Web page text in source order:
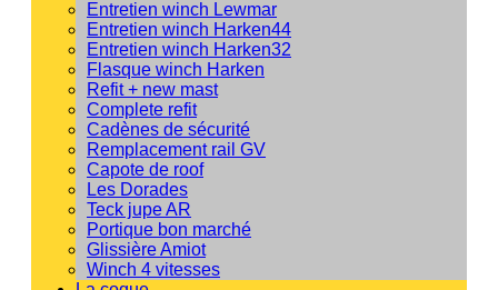
Entretien winch Lewmar
Entretien winch Harken44
Entretien winch Harken32
Flasque winch Harken
Refit + new mast
Complete refit
Cadènes de sécurité
Remplacement rail GV
Capote de roof
Les Dorades
Teck jupe AR
Portique bon marché
Glissière Amiot
Winch 4 vitesses